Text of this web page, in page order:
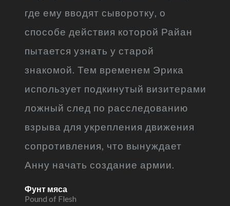
где ему вводят сыворотку, о
способе действия которой Райан
пытается узнать у старой
знакомой. Тем временем Эрика
использует подкинутый визитерами
ложный след по расследованию
взрыва для укрепления движения
сопротивления, что вынуждает
Анну начать создание армии.
Фунт мяса
Pound of Flesh